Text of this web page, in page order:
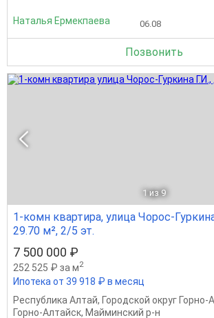
Наталья Ермекпаева 06.08
Позвонить
1 из 9
1-комн квартира, улица Чорос-
29.70 м², 2/5 эт.
7 500 000 ₽
252 525 ₽ за м2
Ипотека от 39 918 ₽ в месяц
Республика Алтай, Городской округ Горно-
Горно-Алтайск, Майминский р-н